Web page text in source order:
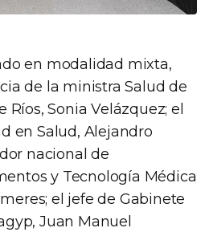
en modalidad mixta,
de la ministra Salud de
Ríos, Sonia Velázquez; el
en Salud, Alejandro
nacional de
y Tecnología Médica
el jefe de Gabinete
Juan Manuel